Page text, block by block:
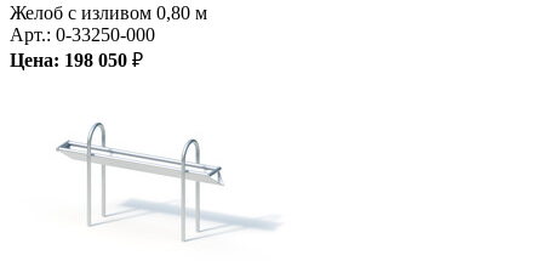
Желоб с изливом 0,80 м
Арт.: 0-33250-000
Цена: 198 050 ₽